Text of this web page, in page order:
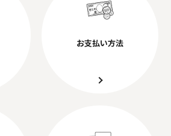
お支払い方法